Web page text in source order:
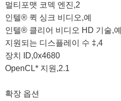
멀티포맷 코덱 엔진,2
인텔® 퀵 싱크 비디오,예
인텔® 클리어 비디오 HD 기술,예
지원되는 디스플레이 수 ‡,4
장치 ID,0x4680
OpenCL* 지원,2.1
확장 옵션